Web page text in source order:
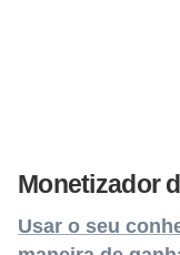
Monetizador
Usar o seu
o